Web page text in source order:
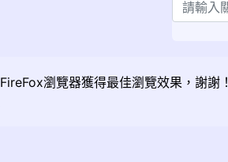
FireFox瀏覽器獲得最佳瀏覽效果，謝謝！